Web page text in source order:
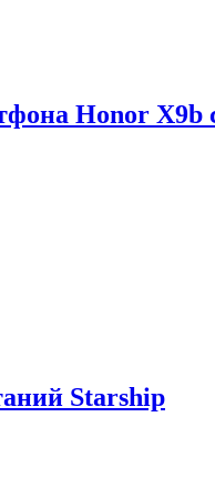
Honor
Starship